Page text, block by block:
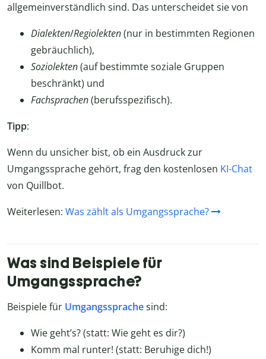
allgemeinverständlich sind. Das unterscheidet sie von
Dialekten/Regiolekten(nur in bestimmten Regionen
gebräuchlich),
Soziolekten(auf bestimmte soziale Gruppen
beschränkt) und
Fachsprachen(berufsspezifisch).
Tipp:
Wenn du unsicher bist, ob ein Ausdruck zur
Umgangssprache gehört, frag den kostenlosen KI-Chat
von Quillbot.
Weiterlesen: Was zählt als Umgangssprache?
Was sind Beispiele für
Umgangssprache?
Beispiele für Umgangssprachesind:
Wie geht’s? (statt: Wie geht es dir?)
Komm mal runter! (statt: Beruhige dich!)